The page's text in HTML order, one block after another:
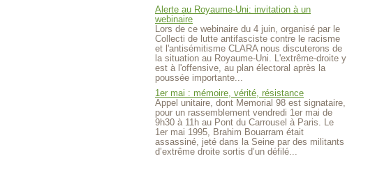
Alerte au Royaume-Uni: invitation à un
webinaire
Lors de ce webinaire du 4 juin, organisé par le
Collecti de lutte antifasciste contre le racisme
et l'antisémitisme CLARA nous discuterons de
la situation au Royaume-Uni. L'extrême-droite y
est à l'offensive, au plan électoral après la
poussée importante...
1er mai : mémoire, vérité, résistance
Appel unitaire, dont Memorial 98 est signataire,
pour un rassemblement vendredi 1er mai de
9h30 à 11h au Pont du Carrousel à Paris. Le
1er mai 1995, Brahim Bouarram était
assassiné, jeté dans la Seine par des militants
d’extrême droite sortis d’un défilé...